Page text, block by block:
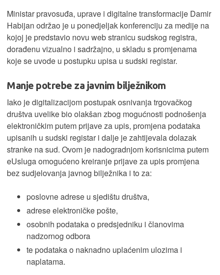
Ministar pravosuđa, uprave i digitalne transformacije Damir
Habijan održao je u ponedjeljak konferenciju za medije na
kojoj je predstavio novu web stranicu sudskog registra,
dorađenu vizualno i sadržajno, u skladu s promjenama
koje se uvode u postupku upisa u sudski registar.
Manje potrebe za javnim bilježnikom
Iako je digitalizacijom postupak osnivanja trgovačkog
društva uvelike bio olakšan zbog mogućnosti podnošenja
elektroničkim putem prijave za upis, promjena podataka
upisanih u sudski registar i dalje je zahtijevala dolazak
stranke na sud. Ovom je nadogradnjom korisnicima putem
eUsluga omogućeno kreiranje prijave za upis promjena
bez sudjelovanja javnog bilježnika i to za:
poslovne adrese u sjedištu društva,
adrese elektroničke pošte,
osobnih podataka o predsjedniku i članovima
nadzornog odbora
te podataka o naknadno uplaćenim ulozima i
naplatama.